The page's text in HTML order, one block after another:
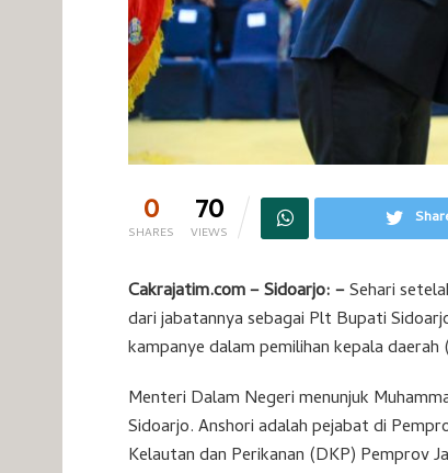
0
SHARES 70
VIEWS
Cakrajatim.com – Sidoarjo: –Sehari
dari jabatannya sebagai Plt Bupati
kampanye dalam pemilihan kepala
Menteri Dalam Negeri menunjuk
Sidoarjo. Anshori adalah pejabat di
Kelautan dan Perikanan (DKP) Pemprov